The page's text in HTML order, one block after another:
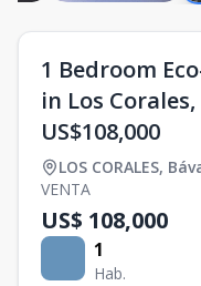
1 Bedroom
in Los
US$108,000
LOS CORALES,
VENTA
US$ 108,000
1
Hab.